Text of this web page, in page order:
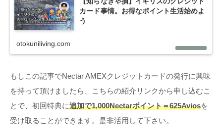
カード事情。お得なポイント生活始めよ
う
otokuniliving.com
もしこの記事でNectar AMEXクレジットカードの発行に興味
を持って頂けましたら、こちらの紹介リンクから申し込むこ
とで、初回特典に追加で1,000Nectarポイント＝625Aviosを
受け取ることができます。是非活用して下さい。